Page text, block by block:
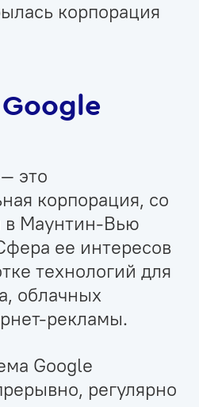
корпорация
это
корпорация, со
в Маунтин-Вью
ее интересов
технологий для
облачных
рекламы.
Google
регулярно